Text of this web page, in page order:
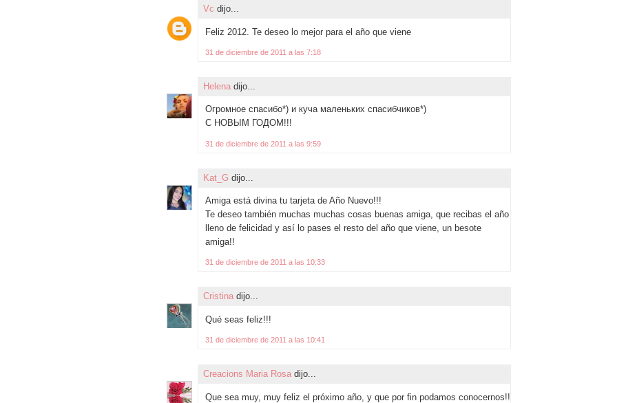
Vc dijo...
Feliz 2012. Te deseo lo mejor para el año que viene
31 de diciembre de 2011 a las 7:18
Helena dijo...
Огромное спасибо*) и куча маленьких спасибчиков*)
С НОВЫМ ГОДОМ!!!
31 de diciembre de 2011 a las 9:59
Kat_G dijo...
Amiga está divina tu tarjeta de Año Nuevo!!!
Te deseo también muchas muchas cosas buenas amiga, que recibas el año
lleno de felicidad y así lo pases el resto del año que viene, un besote
amiga!!
31 de diciembre de 2011 a las 10:33
Cristina dijo...
Qué seas feliz!!!
31 de diciembre de 2011 a las 10:41
Creacions Maria Rosa dijo...
Que sea muy, muy feliz el próximo año, y que por fin podamos conocernos!!